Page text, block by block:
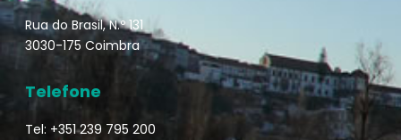
Rua do Brasil, N.º 131
3030-175 Coimbra
Telefone
Tel: +351 239 795 200